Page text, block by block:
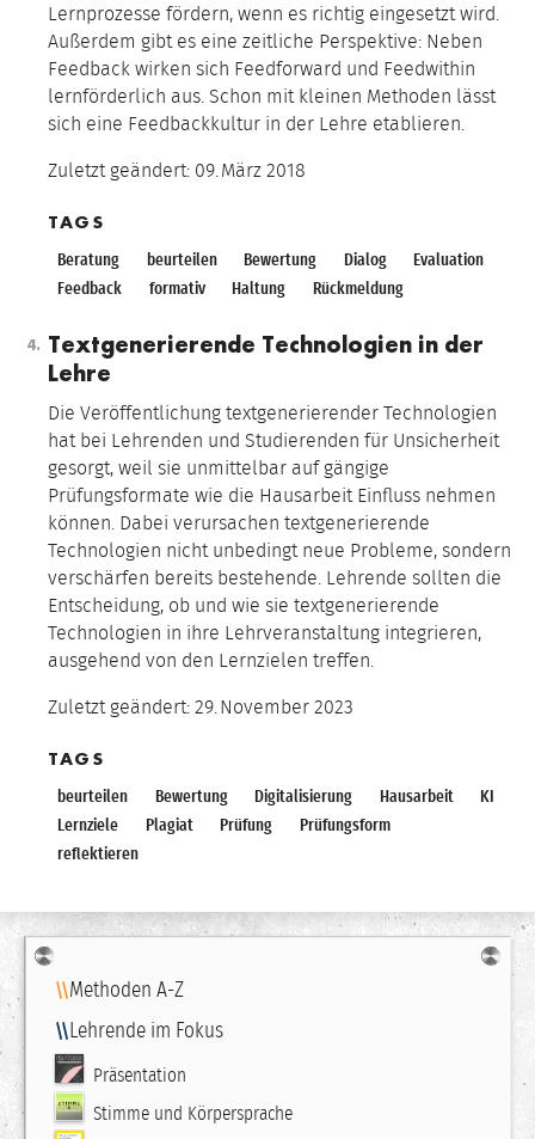
Lernprozesse fördern, wenn es richtig eingesetzt wird.
Außerdem gibt es eine zeitliche Perspektive: Neben
Feedback wirken sich Feedforward und Feedwithin
lernförderlich aus. Schon mit kleinen Methoden lässt
sich eine Feedbackkultur in der Lehre etablieren.
Zuletzt geändert: 09. März 2018
TAGS
Beratung beurteilen Bewertung Dialog
Evaluation
Feedback
formativ Haltung Rückmeldung
Textgenerierende Technologien in der
Lehre
Die Veröffentlichung textgenerierender Technologien
hat bei Lehrenden und Studierenden für Unsicherheit
gesorgt, weil sie unmittelbar auf gängige
Prüfungsformate wie die Hausarbeit Einfluss nehmen
können. Dabei verursachen textgenerierende
Technologien nicht unbedingt neue Probleme, sondern
verschärfen bereits bestehende. Lehrende sollten die
Entscheidung, ob und wie sie textgenerierende
Technologien in ihre Lehrveranstaltung integrieren,
ausgehend von den Lernzielen treffen.
Zuletzt geändert: 29.November 2023
TAGS
beurteilen Bewertung Digitalisierung Hausarbeit
KI
Lernziele
Plagiat Prüfung
Prüfungsform
reflektieren
Navigation
Methoden A-Z
Lehrende im Fokus
Präsentation
Stimme und Körpersprache